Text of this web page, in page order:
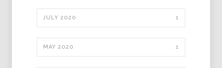
JULY 2020 1
MAY 2020 1